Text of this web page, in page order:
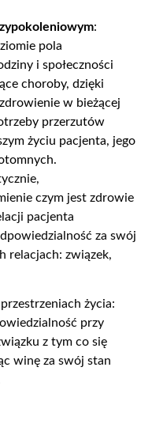
:
pola
i społeczności
choroby, dzięki
w bieżącej
przerzutów
życiu pacjenta, jego
czym jest zdrowie
pacjenta
za swój
relacjach: związek,
życia:
przy
z tym co się
winę za swój stan